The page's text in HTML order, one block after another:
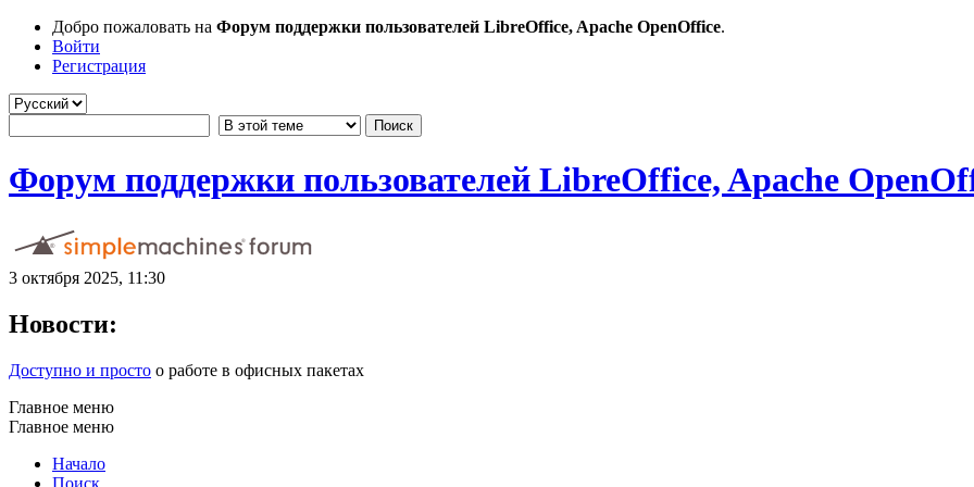
Добро пожаловать на Форум поддержки пользователей LibreOffice, Apache OpenOffice.
Войти
Регистрация
Форум поддержки пользователей LibreOffice, Apache
3 октября 2025, 11:30
Новости:
Доступно и просто о работе в офисных пакетах
Главное меню
Главное меню
Начало
Поиск